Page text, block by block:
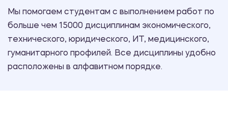
Мы помогаем студентам с выполнением работ по
больше чем 15000 дисциплинам экономического,
технического, юридического, ИТ, медицинского,
гуманитарного профилей. Все дисциплины удобно
расположены в алфавитном порядке.